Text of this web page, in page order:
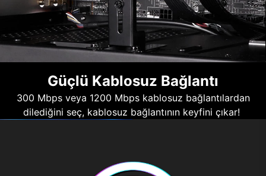
Güçlü Kablosuz Bağlantı
300 Mbps veya 1200 Mbps kablosuz bağlantılardan
dilediğini seç, kablosuz bağlantının keyfini çıkar!